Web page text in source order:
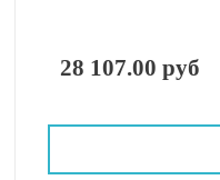
28 107.00 руб